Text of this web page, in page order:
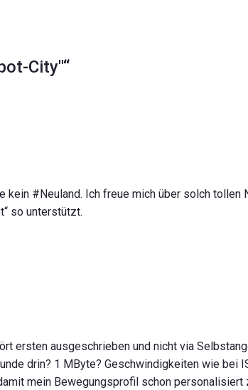
City"“
kein #Neuland. Ich freue mich über solch tollen
so unterstützt.
ersten ausgeschrieben und nicht via
drin? 1 MByte? Geschwindigkeiten wie bei
mein Bewegungsprofil schon personalisiert